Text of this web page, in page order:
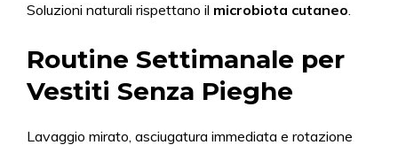
Soluzioni naturali rispettano il microbiota cutaneo.
Routine Settimanale per
Vestiti Senza Pieghe
Lavaggio mirato, asciugatura immediata e rotazione